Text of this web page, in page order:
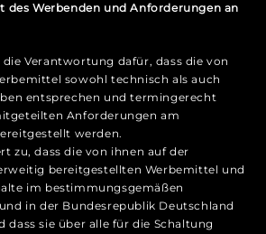
des Werbenden und Anforderungen an
Verantwortung dafür, dass die von
sowohl technisch als auch
entsprechen und termingerecht
Anforderungen am
werden.
zu, dass die von ihnen auf der
bereitgestellten Werbemittel und
im bestimmungsgemäßen
in der Bundesrepublik Deutschland
dass sie über alle für die Schaltung